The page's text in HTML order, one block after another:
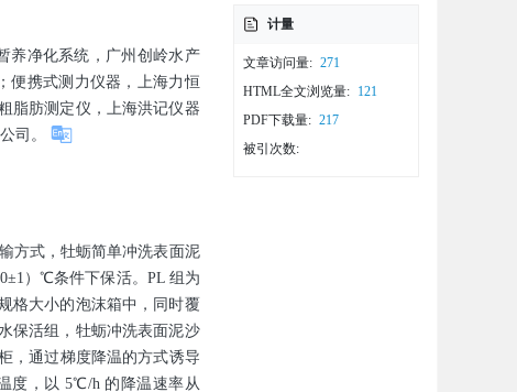
养净化系统，广州创岭水产
便携式测力仪器，上海力恒
脂肪测定仪，上海洪记仪器
公司。
方式，牡蛎简单冲洗表面泥
）℃条件下保活。PL 组为
格大小的泡沫箱中，同时覆
保活组，牡蛎冲洗表面泥沙
，通过梯度降温的方式诱导
度，以 5℃/h 的降温速率从
计量
文章访问量: 271
HTML全文浏览量: 121
PDF下载量: 217
被引次数: